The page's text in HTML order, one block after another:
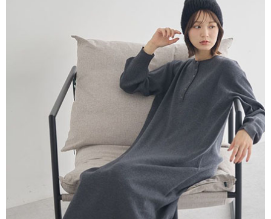
2.透過簡訊連結打開帳單後，可選擇「超商條碼／台灣大直營門市／銀行轉
1.本服務係由「台灣大哥大股份有限公司」（以下簡稱本公司）所提供，讓
用戶於交易時，得透過本服務購買商品或服務，並由商店將買賣／分期付款
買賣價金債權讓與本公司後，依約使用本公司帳單繳交帳款。
2.基於同意付款使用「大哥付你分期」之契約關係目的，商店將以您的個人
資料（包含姓名、電話或地址）提供予台灣大哥大進項蒐集、處理及利用，
由本公司與您本人進行分期帳單所需資料之確認、核對及更正。
3.完整用戶服務條款，請詳閱以下連結：https://oppay.tw/userRule
１．於結帳方式選擇「AFTEE先享後付」後，將跳轉至「AFTEE先享後付」
結帳頁面，進行簡訊認證並確認金額後，即可完成結帳。
２．訂單成立數日內，您將收到繳費通知簡訊。
３．收到繳費通知簡訊後14天內，點擊此簡訊中的連結，可透過四大超商／
ATM／網路銀行／等多元方式進行付款，方視為交易完成。
※ 請注意：結帳手續完成當下不需立刻繳費，但若您需要取消訂單，請聯絡
購買商品的店家。未經商家同意取消之訂單仍視為有效，需透過AFTEE先享
後付繳納相關費用。
※ 交易是否成功請以「AFTEE先享後付 」之結帳頁面顯示為準，若有關於
是否繳費成功／繳費後需取消欲退款等相關疑問，請聯繫「AFTEE先享後付
客戶支援中心」
https://netprotections.freshdesk.com/support/home
【注意事項】
１．透過由恩沛科技股份有限公司提供之「AFTEE先享後付」服務完成之交
易，需依本服務之必要範圍內提供個人資料，並將交易相關給付款項請求債
權轉讓予恩沛科技股份有限公司。
２．關於個人資料處理事宜，請瀏覽以下網址：
https://aftee.tw/terms/#terms3
３．未成年的使用者請事先徵得法定代理人或監護人之同意方可使用
「AFTEE先享後付」，若未經同意申辦者引起之損失，本公司不負相關責
每筆NT$60，滿NT$388(含以上)免運費
每筆NT$60，滿NT$888(含以上)免運費
萊爾富純取貨
每筆NT$60，滿NT$888(含以上)免運費
7-11取貨付款
每筆NT$60，滿NT$888(含以上)免運費
7-11純取貨
每筆NT$60，滿NT$888(含以上)免運費